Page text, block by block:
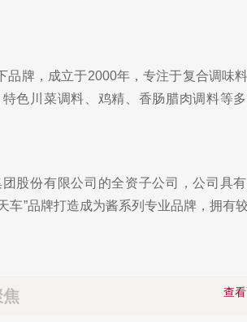
品牌，成立于2000年，专注于复合调味
色川菜调料、鸡精、香肠腊肉调料等
股份有限公司的全资子公司，公司具
车”品牌打造成为酱系列专业品牌，拥有
查
焦